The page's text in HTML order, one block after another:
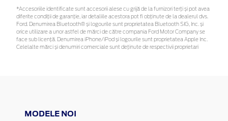
*Accesoriile identificate sunt accesorii alese cu grijă de la furnizori terți și pot avea
diferite condiții de garanție, iar detaliile acestora pot fi obținute de la dealerul dvs.
Ford. Denumirea Bluetooth® și logourile sunt proprietatea Bluetooth SIG, Inc. și
orice utilizare a unor astfel de mărci de către compania Ford Motor Company se
face sub licență. Denumirea iPhone/iPod și logourile sunt proprietatea Apple Inc.
Celelalte mărci și denumiri comerciale sunt deținute de respectivii proprietari
MODELE NOI